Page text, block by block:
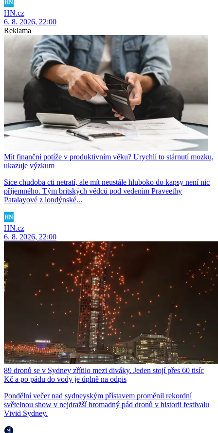
HN.cz
6. 8. 2026, 22:00
Reklama
Mít finanční potíže v produktivním věku? Urychlí to stárnutí mozku,
ukazuje výzkum
Sice chudoba cti netratí, ale mít neustále hluboko do kapsy není nic
příjemného. Tým britských vědců pod vedením Praveethy
Patalayové z londýnské...
HN.cz
6. 8. 2026, 22:00
89 dronů se v Sydney zřítilo mezi diváky. Jeden stojí přes 60 tisíc
Kč a po pádu do vody je úplně na odpis
Pondělní večer nad sydneyským přístavem proměnil rekordní
světelnou show v nejdražší hromadný pád dronů v historii festivalu
Vivid Sydney.